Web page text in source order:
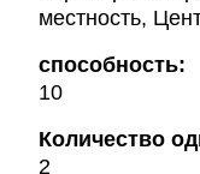
местность,
способность:
10
Количество
2